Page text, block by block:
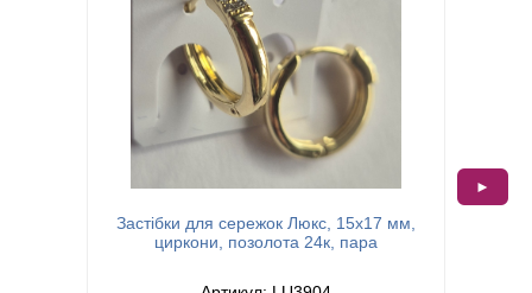
Застібки для сережок Люкс, 15х17 мм,
циркони, позолота 24к, пара
►